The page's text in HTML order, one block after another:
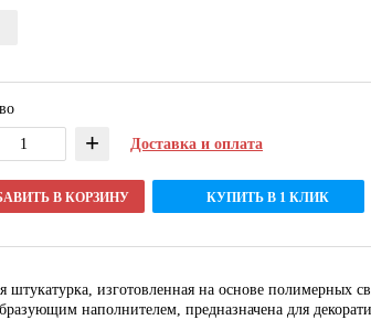
+ Доставка и оплата
В КОРЗИНУ КУПИТЬ В 1 КЛИК
штукатурка, изготовленная на основе полимерных
наполнителем, предназначена для